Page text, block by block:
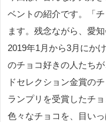
ベントの紹介です。「
ます。残念ながら、愛
2019年1月から3月にか
のチョコ好きの人たち
ドセレクション金賞の
ランプリを受賞したチ
色々なチョコを、目い